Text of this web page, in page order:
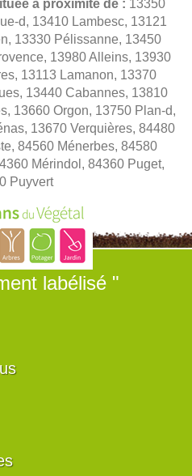
à proximité de : 13350
d, 13410 Lambesc, 13121
13330 Pélissanne, 13450
13980 Alleins, 13930
13113 Lamanon, 13370
13440 Cabannes, 13810
13660 Orgon, 13750 Plan-d,
13670 Verquières, 84480
84560 Ménerbes, 84580
Mérindol, 84360 Puget,
Puyvert
labélisé "